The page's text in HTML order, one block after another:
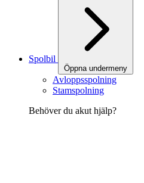
Spolbil
Öppna undermeny
Avloppsspolning
Stamspolning
Behöver du akut hjälp?